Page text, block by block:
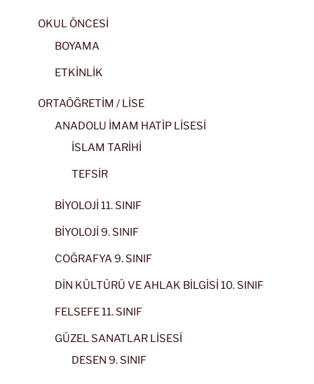
OKUL ÖNCESİ
BOYAMA
ETKİNLİK
ORTAÖĞRETİM / LİSE
ANADOLU İMAM HATİP LİSESİ
İSLAM TARİHİ
TEFSİR
BİYOLOJİ 11. SINIF
BİYOLOJİ 9. SINIF
COĞRAFYA 9. SINIF
DİN KÜLTÜRÜ VE AHLAK BİLGİSİ 10. SINIF
FELSEFE 11. SINIF
GÜZEL SANATLAR LİSESİ
DESEN 9. SINIF